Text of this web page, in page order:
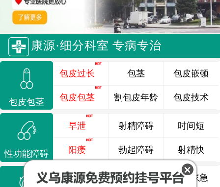
康源·细分科室 专病专治
包皮包茎
包皮过长
包皮包茎
包茎
割包皮年龄
包皮嵌顿
包皮技术
性功能障碍
早泄
阳痿
射精障碍
勃起障碍
时间短
射精快
前列腺炎 前列腺痛 尿频尿急